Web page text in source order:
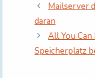
Mailserver
daran
All You
Speicherplatz